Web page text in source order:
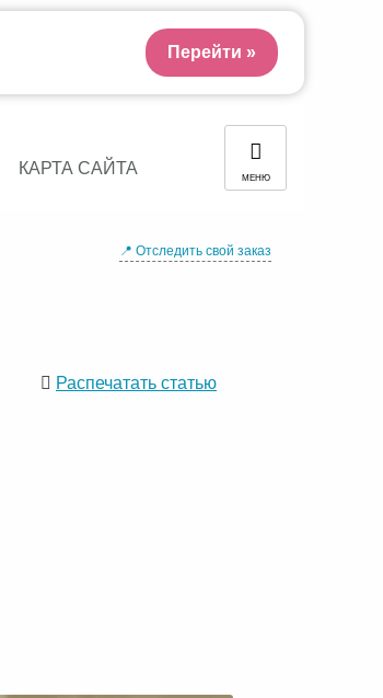
КАРТА САЙТА МЕНЮ
📍 Отследить свой заказ
Распечатать статью
Перейти »